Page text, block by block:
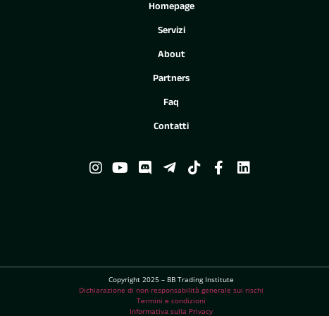
Homepage
Servizi
About
Partners
Faq
Contatti
Copyright 2025 – BB Trading Institute
Dichiarazione di non responsabilità generale sui rischi
Termini e condizioni
Informativa sulla Privacy